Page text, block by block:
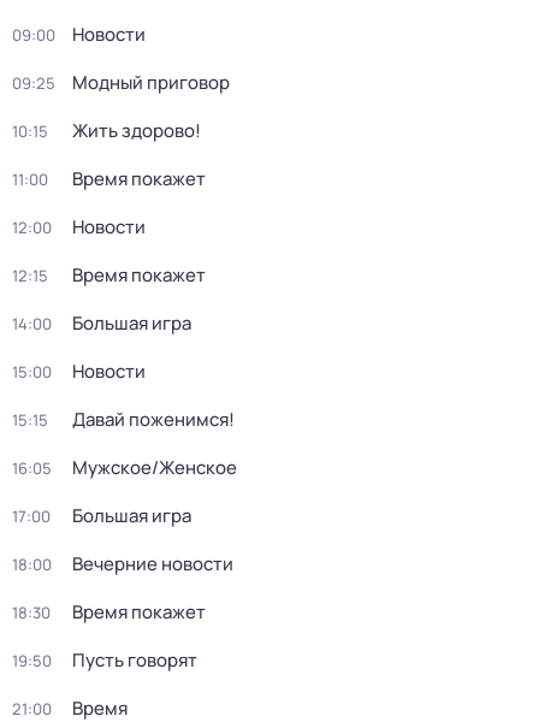
09:00 Новости
09:25 Модный приговор
10:15 Жить здорово!
11:00 Время покажет
12:00 Новости
12:15 Время покажет
14:00 Большая игра
15:00 Новости
15:15 Давай поженимся!
16:05 Мужское/Женское
17:00 Большая игра
18:00 Вечерние новости
18:30 Время покажет
19:50 Пусть говорят
21:00 Время